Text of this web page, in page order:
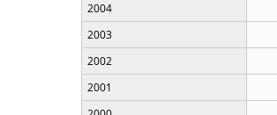
2004
2003
2002
2001